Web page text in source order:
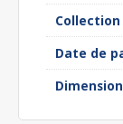
Collection
Date de